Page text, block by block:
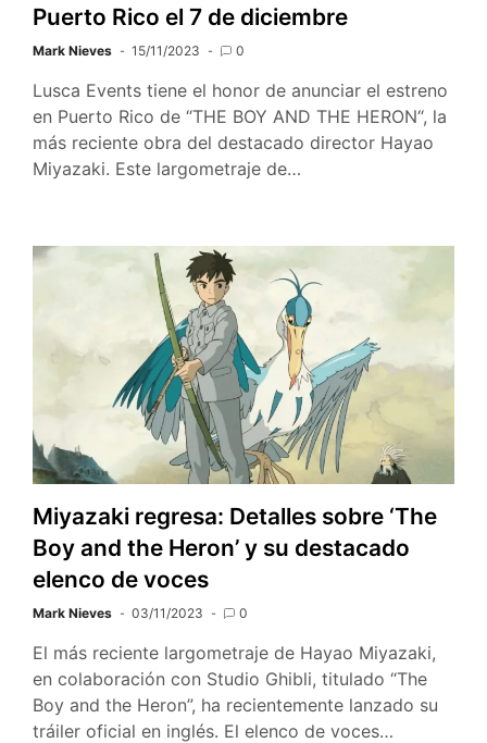
Puerto Rico el 7 de diciembre
Mark Nieves 15/11/2023 0
Lusca Events tiene el honor de anunciar el estreno
en Puerto Rico de “THE BOY AND THE HERON“, la
más reciente obra del destacado director Hayao
Miyazaki. Este largometraje de…
Miyazaki regresa: Detalles sobre ‘The
Boy and the Heron’ y su destacado
elenco de voces
Mark Nieves 03/11/2023 0
El más reciente largometraje de Hayao Miyazaki,
en colaboración con Studio Ghibli, titulado “The
Boy and the Heron”, ha recientemente lanzado su
tráiler oficial en inglés. El elenco de voces…